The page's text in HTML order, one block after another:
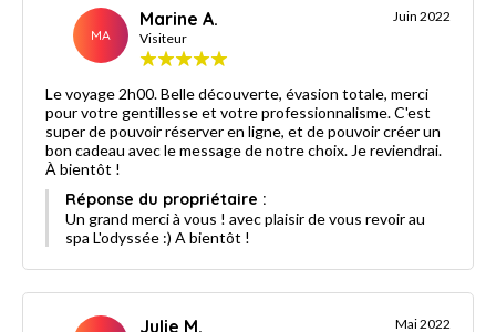
MA
Marine A.
Visiteur
Juin 2022
Le voyage 2h00. Belle découverte, évasion totale, merci
pour votre gentillesse et votre professionnalisme. C'est
super de pouvoir réserver en ligne, et de pouvoir créer un
bon cadeau avec le message de notre choix. Je reviendrai.
À bientôt !
Réponse du propriétaire :
Un grand merci à vous ! avec plaisir de vous revoir au
spa L'odyssée :) A bientôt !
Julie M. Mai 2022